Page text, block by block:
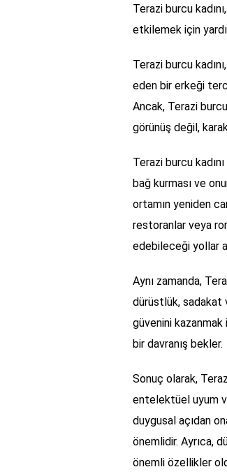
Terazi burcu
etkilemek için
Terazi burcu
eden bir erkeği
Ancak, Terazi
görünüş değil,
Terazi burcu
bağ kurması ve
ortamın yeniden
restoranlar veya
edebileceği yollar
Aynı zamanda,
dürüstlük, sadakat
güvenini kazanmak
bir davranış bekler.
Sonuç olarak,
entelektüel uyum
duygusal açıdan
önemlidir. Ayrıca,
önemli özellikler